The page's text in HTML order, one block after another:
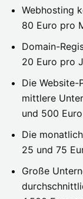
Webhosting
80 Euro pro
Domain-
20 Euro pro
Die Website-
mittlere
und 500
Die
25 und 75
Große